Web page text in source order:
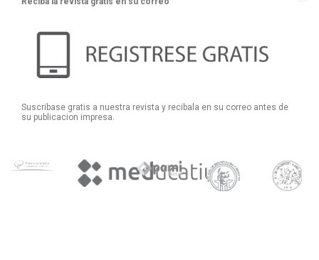
Suscribase gratis a nuestra revista y recibala en su correo antes de
su publicacion impresa.